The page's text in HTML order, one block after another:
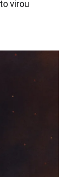
virou